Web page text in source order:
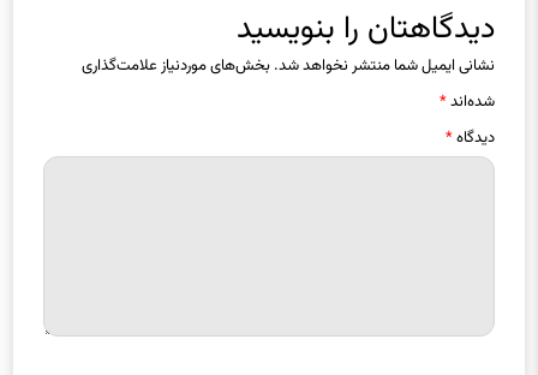
نشانی ایمیل شما منتشر نخواهد شد.بخش‌های موردنیاز علامت‌گذاری
شده‌اند*
دیدگاه*